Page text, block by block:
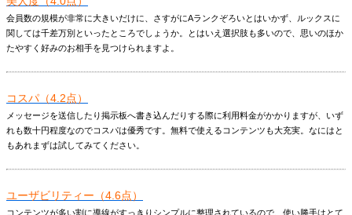
会員数の規模が非常に大きいだけに、さすがにAランクぞろいとはいかず、ルックスに
関しては千差万別といったところでしょうか。とはいえ選択肢も多いので、思いのほか
たやすく好みのお相手を見つけられますよ。
コスパ（4.2点）
メッセージを送信したり掲示板へ書き込んだりする際に利用料金がかかりますが、いず
れも数十円程度なのでコスパは優秀です。無料で使えるコンテンツも大充実。なにはと
もあれまずは試してみてください。
ユーザビリティー（4.6点）
コンテンツが多い割に導線がすっきりシンプルに整理されているので、使い勝手はとて